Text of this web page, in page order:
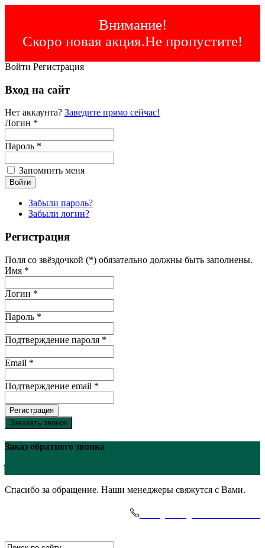
Внимание!
Скоро новая акция.Не пропустите!
Войти Регистрация
Вход на сайт
Нет аккаунта? Заведите прямо сейчас!
Логин *
Пароль *
Запомнить меня
Забыли пароль?
Забыли логин?
Регистрация
Поля со звёздочкой (*) обязательно должны быть заполнены.
Имя *
Логин *
Пароль *
Подтверждение пароля *
Email *
Подтверждение email *
Регистрация
Заказать звонок
Заказ обратного звонка
Спасибо за обращение. Наши менеджеры свяжутся с Вами.